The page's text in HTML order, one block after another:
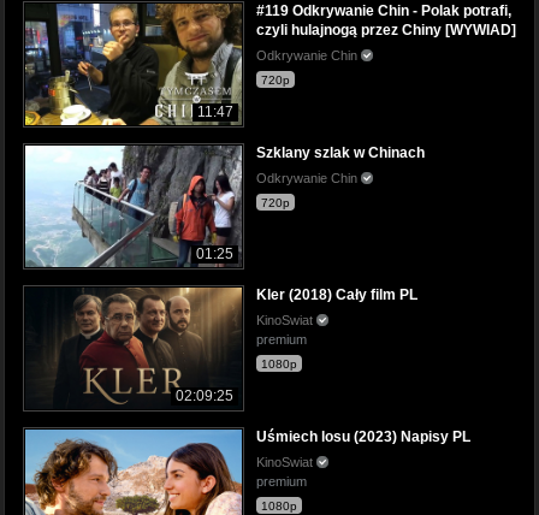
11:47
#119 Odkrywanie Chin - Polak potrafi,
czyli hulajnogą przez Chiny [WYWIAD]
Odkrywanie Chin
720p
01:25
Szklany szlak w Chinach
Odkrywanie Chin
720p
02:09:25
Kler (2018) Cały film PL
KinoSwiat
premium
1080p
Uśmiech losu (2023) Napisy PL
KinoSwiat
premium
1080p